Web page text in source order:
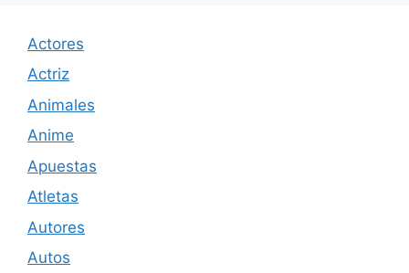
Actores
Actriz
Animales
Anime
Apuestas
Atletas
Autores
Autos